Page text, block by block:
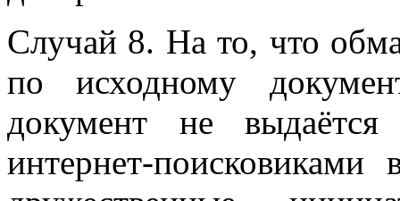
Случай 8. На то, что
по исходному
документ не
интернет-